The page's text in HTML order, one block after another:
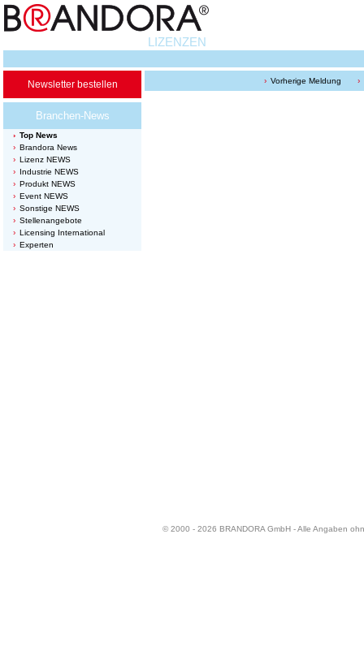
LIZENZEN
Newsletter bestellen
Branchen-News
Top News
Brandora News
Lizenz NEWS
Industrie NEWS
Produkt NEWS
Event NEWS
Sonstige NEWS
Stellenangebote
Licensing International
Experten
Vorherige Meldung
© 2000 - 2026 BRANDORA GmbH - Alle Angaben